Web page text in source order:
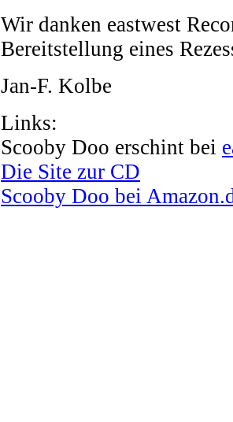
Wir danken eastwest
Bereitstellung eines
Jan-F. Kolbe
Links:
Scooby Doo erschint bei
Die Site zur CD
Scooby Doo bei